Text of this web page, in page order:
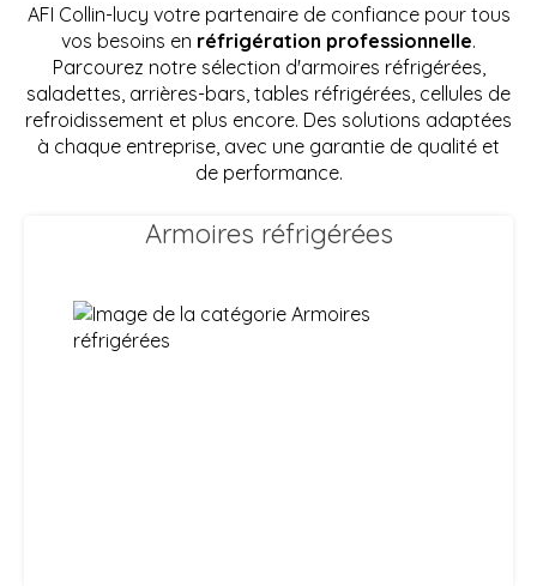
AFI Collin-lucy votre partenaire de confiance pour tous
vos besoins en réfrigération professionnelle.
Parcourez notre sélection d'armoires réfrigérées,
saladettes, arrières-bars, tables réfrigérées, cellules de
refroidissement et plus encore. Des solutions adaptées
à chaque entreprise, avec une garantie de qualité et
de performance.
Armoires réfrigérées